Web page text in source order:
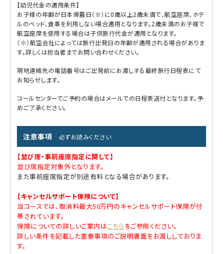
【幼児代金の適用条件】
お子様の年齢が日本帰着日（※）に0歳以上2歳未満で、航空座席、ホテ
ルのベッド、食事を利用しない場合適用となります。2歳未満のお子様で
航空座席を使用する場合は子供旅行代金が適用となります。
（※）航空会社によっては旅行出発日の年齢が適用される場合がありま
す。詳しくは担当者までお問い合わせください。
現地連絡先の電話番号はご出発前にお渡しする最終旅行日程表にて
お知らせします。
コールセンターでご予約の場合はメールでの日程表送付となります。予
めご了承ください。
注意事項 必ずお読みください
【並び席・事前座席指定に関して】
並び席指定対象外となります。
また事前座席指定が別途有料となる場合があります。
【キャンセルサポート保険について】
当コースでは、取消料最大50万円のキャンセルサポート保険が付
帯されています。
保険についての詳しいご案内はこちらをご参照ください。
詳しい条件を記載した重要事項のご説明書面をお渡ししておりま
す。